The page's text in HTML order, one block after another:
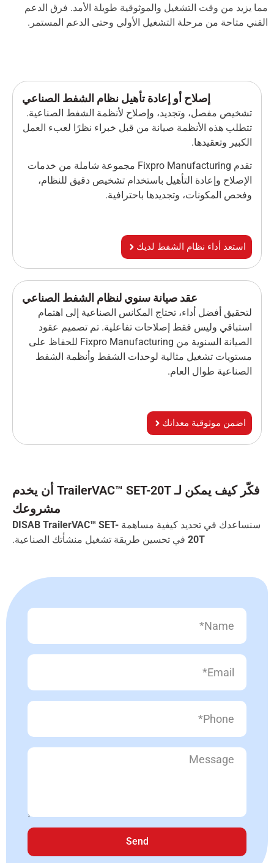
يزيد من وقت التشغيل والموثوقية طويلة الأمد. فرق الدعم
متاحة من مرحلة التشغيل الأولي وحتى الدعم المستمر.
إصلاح أو إعادة تأهيل نظام الشفط الصناعي
تشخيص مفصل، وتجديد، وإصلاح لأنظمة الشفط الصناعية.
تتطلب هذه الأنظمة صيانة من قبل خبراء نظرًا لعبء العمل
الكبير وتعقيدها.
تقدم Fixpro Manufacturing مجموعة شاملة من خدمات
الإصلاح وإعادة التأهيل باستخدام تشخيص دقيق للنظام،
وفحص المكونات، وتجديدها باحترافية.
استعد أداء نظام الشفط لديك
عقد صيانة سنوي لنظام الشفط الصناعي
لتحقيق أفضل أداء، تحتاج المكانس الصناعية إلى اهتمام
استباقي وليس فقط إصلاحات تفاعلية. تم تصميم عقود
الصيانة السنوية من Fixpro Manufacturing للحفاظ على
مستويات تشغيل مثالية لوحدات الشفط وأنظمة الشفط
الصناعية طوال العام.
اضمن موثوقية معداتك
Send
فكّر كيف يمكن لـ TrailerVAC™ SET-20T أن يخدم
مشروعك
سنساعدك في تحديد كيفية مساهمةDISAB TrailerVAC™ SET-
20Tفي تحسين طريقة تشغيل منشأتك الصناعية.